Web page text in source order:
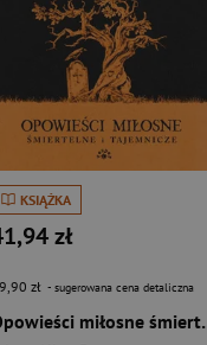
KSIĄŻKA
zł
zł - sugerowana cena detaliczna
Opowieści